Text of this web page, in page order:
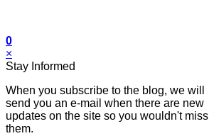
0
×
Stay Informed
When you subscribe to the blog, we will
send you an e-mail when there are new
updates on the site so you wouldn't miss
them.